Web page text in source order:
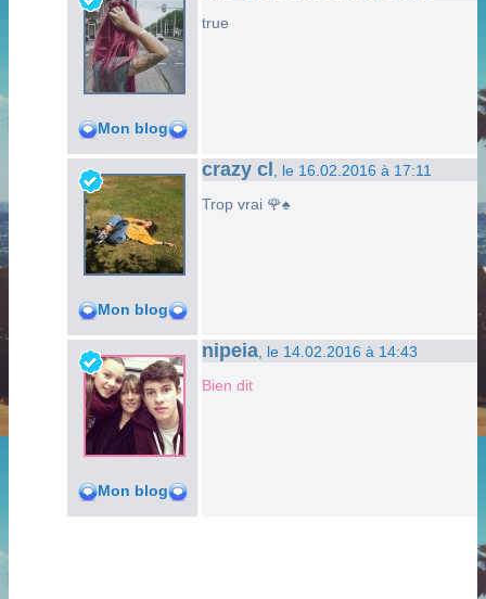
Mon blog
true
Mon blog
crazy cl
, le 16.02.2016 à 17:11
Trop vrai 🌹♠
Mon blog
nipeia , le 14.02.2016 à 14:43
Bien dit